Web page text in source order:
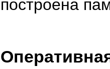
построена